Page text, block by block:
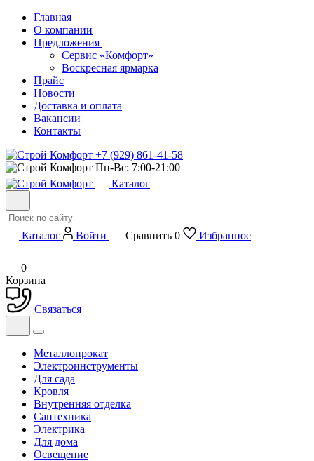
Главная
О компании
Предложения
Сервис «Комфорт»
Воскресная ярмарка
Прайс
Новости
Доставка и оплата
Вакансии
Контакты
+7 (929) 861-41-58
Пн-Вс: 7:00-21:00
Каталог
Каталог Войти Сравнить 0 Избранное
0
Корзина
Связаться
Металлопрокат
Электроинструменты
Для сада
Кровля
Внутренняя отделка
Сантехника
Электрика
Для дома
Освещение